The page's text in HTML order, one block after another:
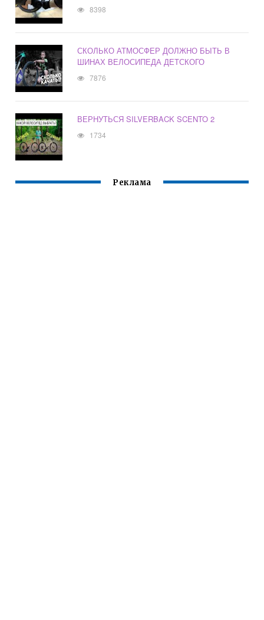
8398
СКОЛЬКО АТМОСФЕР ДОЛЖНО БЫТЬ В
ШИНАХ ВЕЛОСИПЕДА ДЕТСКОГО
7876
ВЕРНУТЬСЯ SILVERBACK SCENTO 2
1734
Реклама